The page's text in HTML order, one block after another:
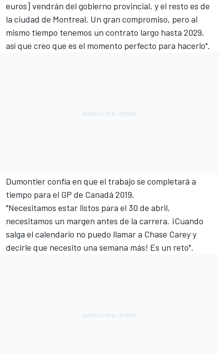
euros] vendrán del gobierno provincial, y el resto es de
la ciudad de Montreal. Un gran compromiso, pero al
mismo tiempo tenemos un contrato largo hasta 2029,
así que creo que es el momento perfecto para hacerlo".
Dumontier confía en que el trabajo se completará a
tiempo para el GP de Canadá 2019.
"Necesitamos estar listos para el 30 de abril,
necesitamos un margen antes de la carrera. ¡Cuando
salga el calendario no puedo llamar a Chase Carey y
decirle que necesito una semana más! Es un reto".